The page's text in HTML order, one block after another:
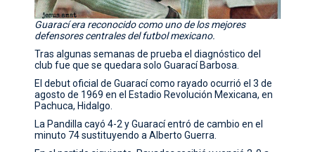
Guarací era reconocido como uno de los mejores
defensores centrales del futbol mexicano.
Tras algunas semanas de prueba el diagnóstico del
club fue que se quedara solo Guarací Barbosa.
El debut oficial de Guarací como rayado ocurrió el 3 de
agosto de 1969 en el Estadio Revolución Mexicana, en
Pachuca, Hidalgo.
La Pandilla cayó 4-2 y Guarací entró de cambio en el
minuto 74 sustituyendo a Alberto Guerra.